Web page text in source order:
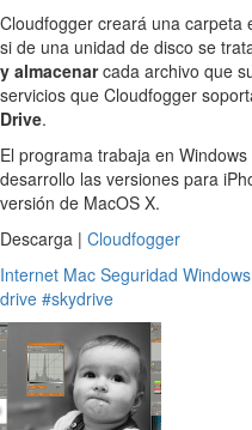
Cloudfogger creará una carpeta
si de una unidad de disco se
y almacenarcada archivo que
servicios que Cloudfogger
Drive.
El programa trabaja en
desarrollo las versiones para
versión de MacOS X.
Descarga | Cloudfogger
Internet Mac Seguridad Windows
drive #skydrive